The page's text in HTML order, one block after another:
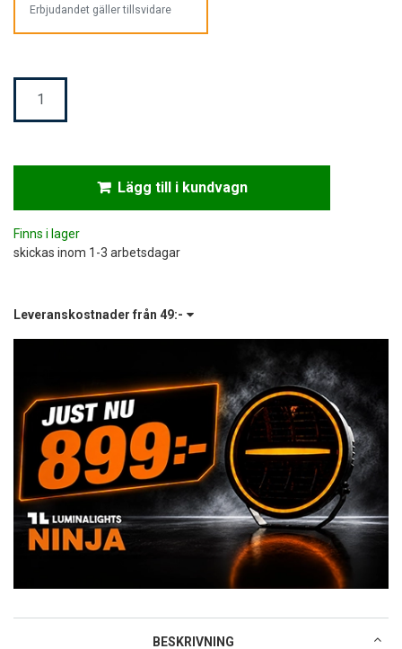
Erbjudandet gäller tillsvidare
Finns i lager
skickas inom 1-3 arbetsdagar
Leveranskostnader från 49:-
Mängd
Lägg till i kundvagn
BESKRIVNING